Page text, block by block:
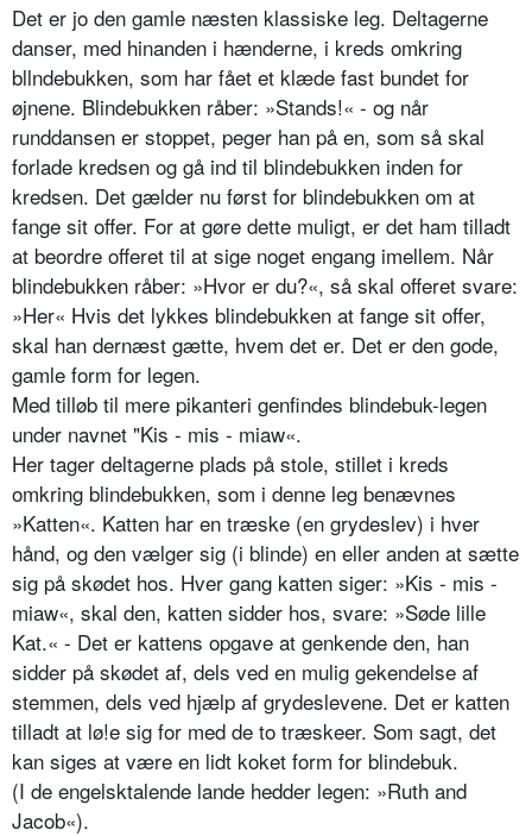
Det er jo den gamle næsten klassiske leg. Deltagerne
danser, med hinanden i hænderne, i kreds omkring
bllndebukken, som har fået et klæde fast bundet for
øjnene. Blindebukken råber: »Stands!« - og når
runddansen er stoppet, peger han på en, som så skal
forlade kredsen og gå ind til blindebukken inden for
kredsen. Det gælder nu først for blindebukken om at
fange sit offer. For at gøre dette muligt, er det ham tilladt
at beordre offeret til at sige noget engang imellem. Når
blindebukken råber: »Hvor er du?«, så skal offeret svare:
»Her« Hvis det lykkes blindebukken at fange sit offer,
skal han dernæst gætte, hvem det er. Det er den gode,
gamle form for legen.
Med tilløb til mere pikanteri genfindes blindebuk-legen
under navnet "Kis - mis - miaw«.
Her tager deltagerne plads på stole, stillet i kreds
omkring blindebukken, som i denne leg benævnes
»Katten«. Katten har en træske (en grydeslev) i hver
hånd, og den vælger sig (i blinde) en eller anden at sætte
sig på skødet hos. Hver gang katten siger: »Kis - mis -
miaw«, skal den, katten sidder hos, svare: »Søde lille
Kat.« - Det er kattens opgave at genkende den, han
sidder på skødet af, dels ved en mulig gekendelse af
stemmen, dels ved hjælp af grydeslevene. Det er katten
tilladt at lø!e sig for med de to træskeer. Som sagt, det
kan siges at være en lidt koket form for blindebuk.
(I de engelsktalende lande hedder legen: »Ruth and
Jacob«).